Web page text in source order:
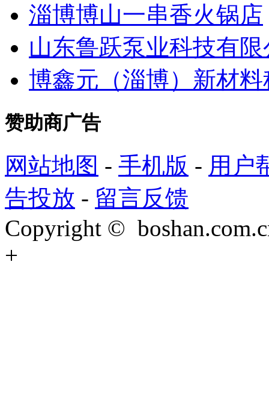
淄博博山一串香火锅店
山东鲁跃泵业科技有
博鑫元（淄博）新材
赞助商广告
网站地图 - 手机版 - 用户
告投放 - 留言反馈
Copyright ©
+